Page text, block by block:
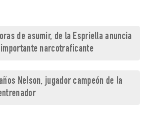
de asumir, de la Espriella anuncia
narcotraficante
Nelson, jugador campeón de la